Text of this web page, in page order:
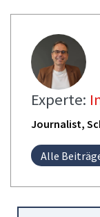
Experte:
Journalist,
Alle